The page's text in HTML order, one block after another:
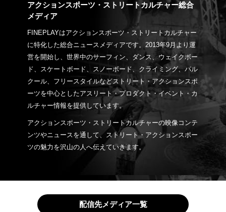
アクションスポーツ・ストリートカルチャー総合
メディア
FINEPLAYはアクションスポーツ・ストリートカルチャー
に特化した総合ニュースメディアです。2013年9月より運
営を開始し、世界中のサーフィン、ダンス、ウェイクボー
ド、スケートボード、スノーボード、クライミング、パル
クール、フリースタイルなどストリート・アクションスポ
ーツを中心としたアスリート・プロダクト・イベント・カ
ルチャー情報を提供しています。
アクションスポーツ・ストリートカルチャーの映像コンテ
ンツやニュースを通して、ストリート・アクションスポー
ツの魅力を沢山の人へ伝えていきます。
配信先メディア一覧